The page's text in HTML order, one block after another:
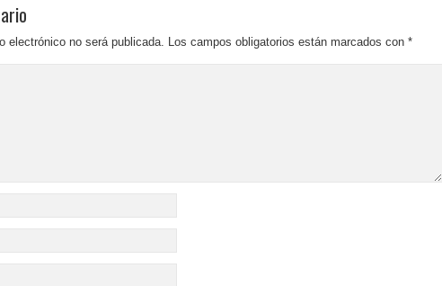
electrónico no será publicada. Los campos obligatorios están marcados con *